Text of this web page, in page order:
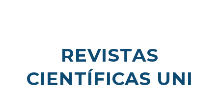
REVISTAS
CIENTÍFICAS UNI